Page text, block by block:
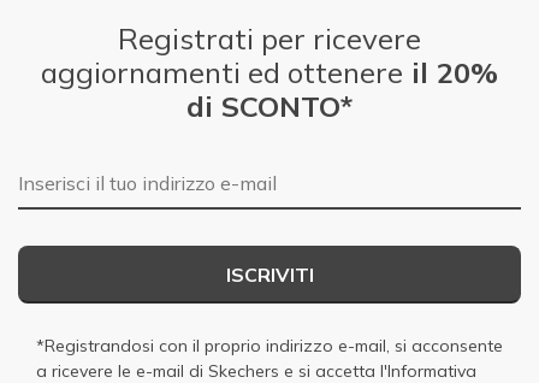
Registrati per ricevere
aggiornamenti ed ottenere il 20%
di SCONTO*
E-mail
ISCRIVITI
*Registrandosi con il proprio indirizzo e-mail, si acconsente
a ricevere le e-mail di Skechers e si accetta l'Informativa